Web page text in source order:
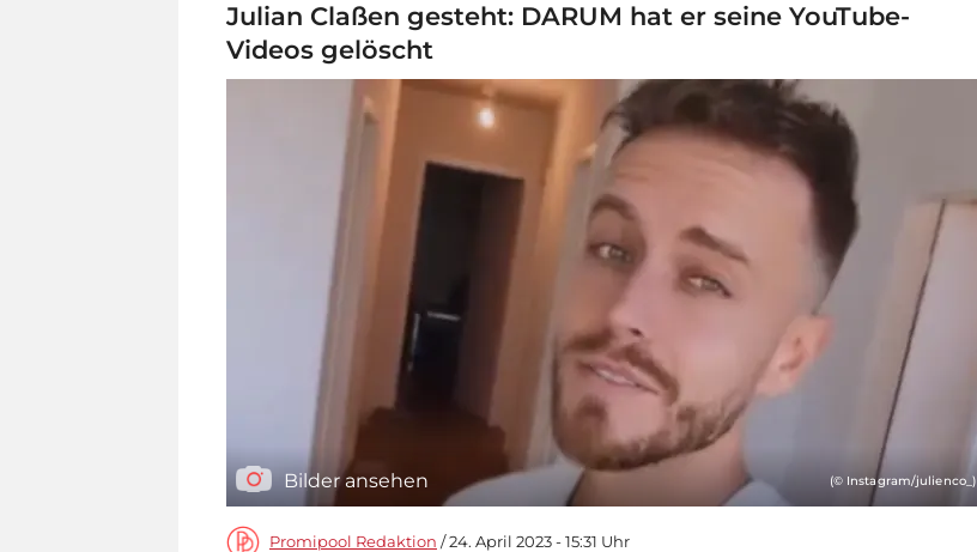
Julian Claßen gesteht: DARUM hat er seine YouTube-
Videos gelöscht
Bilder ansehen (© Instagram/julienco_)
Promipool Redaktion / 24. April 2023 - 15:31 Uhr